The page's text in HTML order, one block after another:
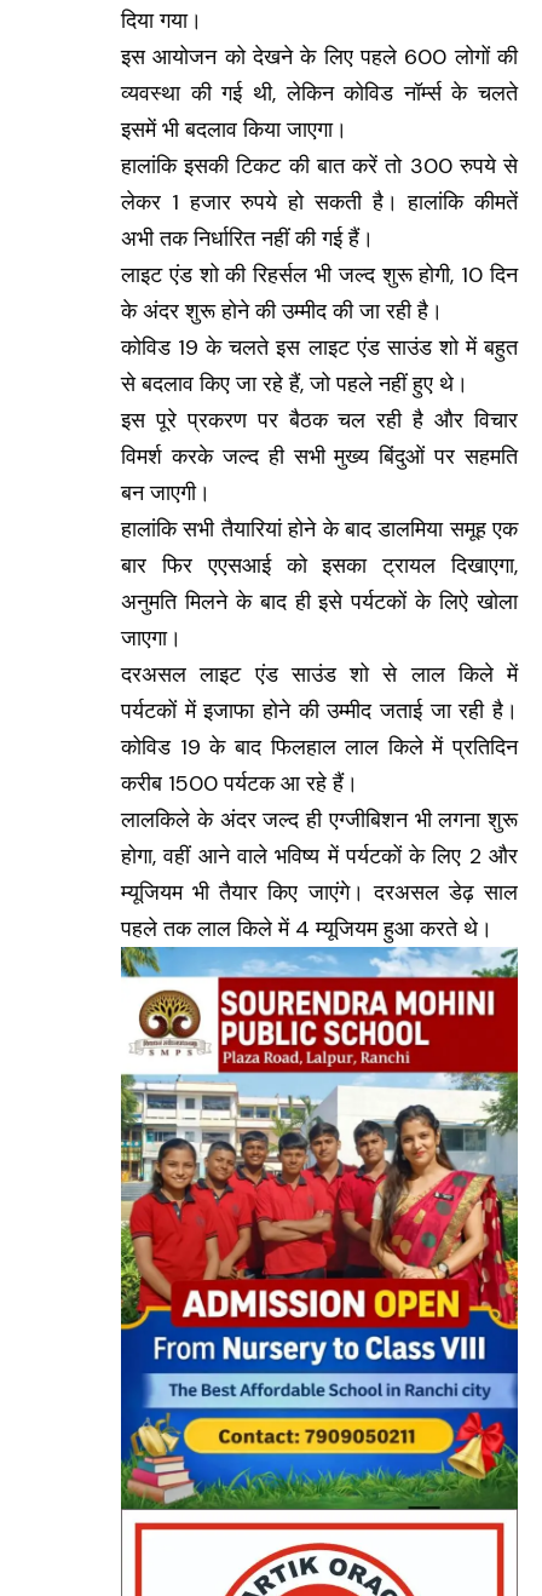
दिया गया।
इस आयोजन को देखने के लिए पहले 600 लोगों की
व्यवस्था की गई थी, लेकिन कोविड नॉर्म्स के चलते
इसमें भी बदलाव किया जाएगा।
हालांकि इसकी टिकट की बात करें तो 300 रुपये से
लेकर 1 हजार रुपये हो सकती है। हालांकि कीमतें
अभी तक निर्धारित नहीं की गई हैं।
लाइट एंड शो की रिहर्सल भी जल्द शुरू होगी, 10 दिन
के अंदर शुरू होने की उम्मीद की जा रही है।
कोविड 19 के चलते इस लाइट एंड साउंड शो में बहुत
से बदलाव किए जा रहे हैं, जो पहले नहीं हुए थे।
इस पूरे प्रकरण पर बैठक चल रही है और विचार
विमर्श करके जल्द ही सभी मुख्य बिंदुओं पर सहमति
बन जाएगी।
हालांकि सभी तैयारियां होने के बाद डालमिया समूह एक
बार फिर एएसआई को इसका ट्रायल दिखाएगा,
अनुमति मिलने के बाद ही इसे पर्यटकों के लिऐ खोला
जाएगा।
दरअसल लाइट एंड साउंड शो से लाल किले में
पर्यटकों में इजाफा होने की उम्मीद जताई जा रही है।
कोविड 19 के बाद फिलहाल लाल किले में प्रतिदिन
करीब 1500 पर्यटक आ रहे हैं।
लालकिले के अंदर जल्द ही एग्जीबिशन भी लगना शुरू
होगा, वहीं आने वाले भविष्य में पर्यटकों के लिए 2 और
म्यूजियम भी तैयार किए जाएंगे। दरअसल डेढ़ साल
पहले तक लाल किले में 4 म्यूजियम हुआ करते थे।